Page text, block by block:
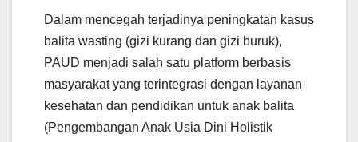
Dalam mencegah terjadinya peningkatan kasus
balita wasting (gizi kurang dan gizi buruk),
PAUD menjadi salah satu platform berbasis
masyarakat yang terintegrasi dengan layanan
kesehatan dan pendidikan untuk anak balita
(Pengembangan Anak Usia Dini Holistik